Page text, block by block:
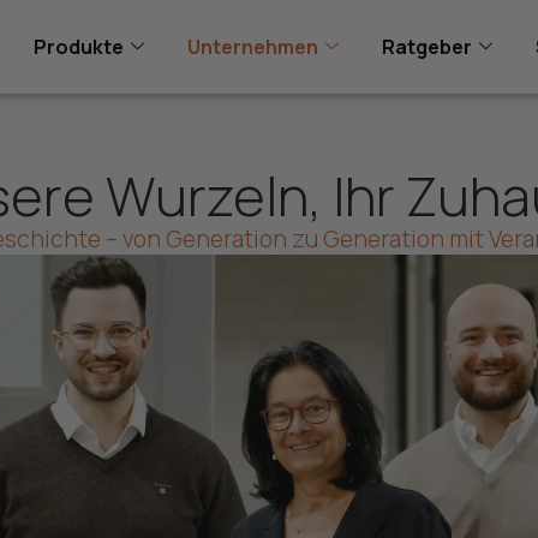
Produkte Unternehmen Ratgeber
Wurzeln, Ihr
– von Generation zu Generation mit